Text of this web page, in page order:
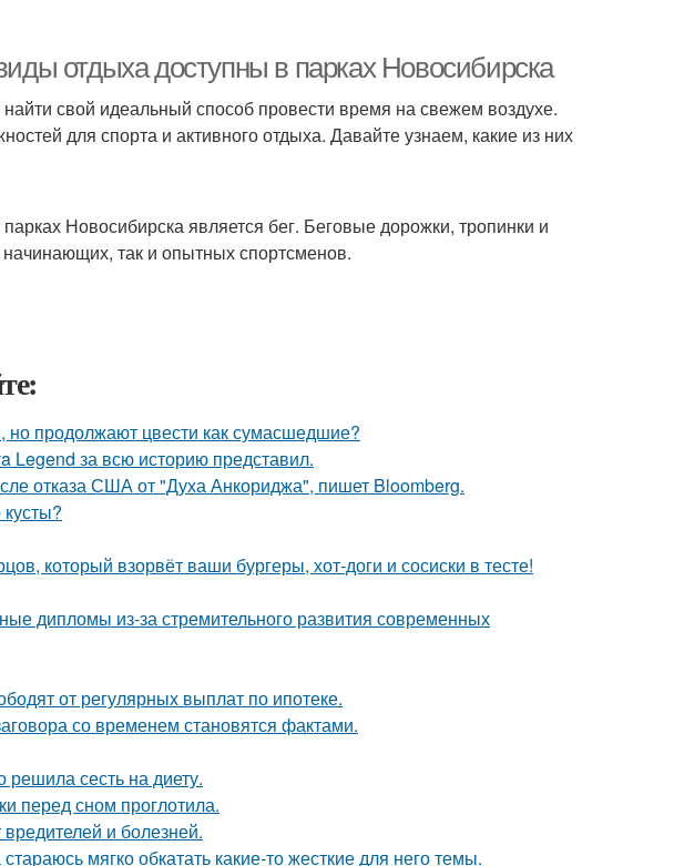
отдыха доступны в парках Новосибирска
свой идеальный способ провести время на свежем воздухе.
для спорта и активного отдыха. Давайте узнаем, какие из них
Новосибирска является бег. Беговые дорожки, тропинки и
так и опытных спортсменов.
продолжают цвести как сумасшедшие?
Legend за всю историю представил.
отказа США от "Духа Анкориджа", пишет Bloomberg.
который взорвёт ваши бургеры, хот-доги и сосиски в тесте!
дипломы из-за стремительного развития современных
от регулярных выплат по ипотеке.
со временем становятся фактами.
решила сесть на диету.
перед сном проглотила.
и болезней.
мягко обкатать какие-то жесткие для него темы.